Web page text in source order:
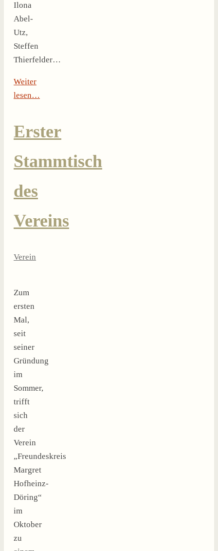
Ilona
Abel-
Utz,
Steffen
Thierfelder…
Weiter
lesen…
Erster
Stammtisch
des
Vereins
Verein
Zum
ersten
Mal,
seit
seiner
Gründung
im
Sommer,
trifft
sich
der
Verein
„Freundeskreis
Margret
Hofheinz-
Döring“
im
Oktober
zu